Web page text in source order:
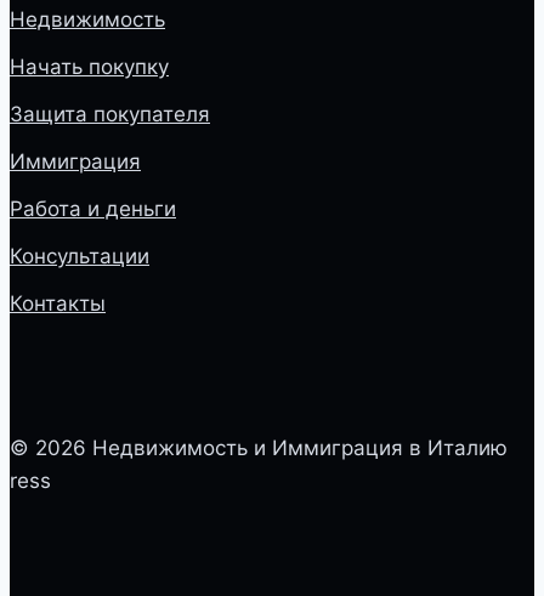
Недвижимость
Начать покупку
Защита покупателя
Иммиграция
Работа и деньги
Консультации
Контакты
© 2026 Недвижимость и Иммиграция в Италию
ress